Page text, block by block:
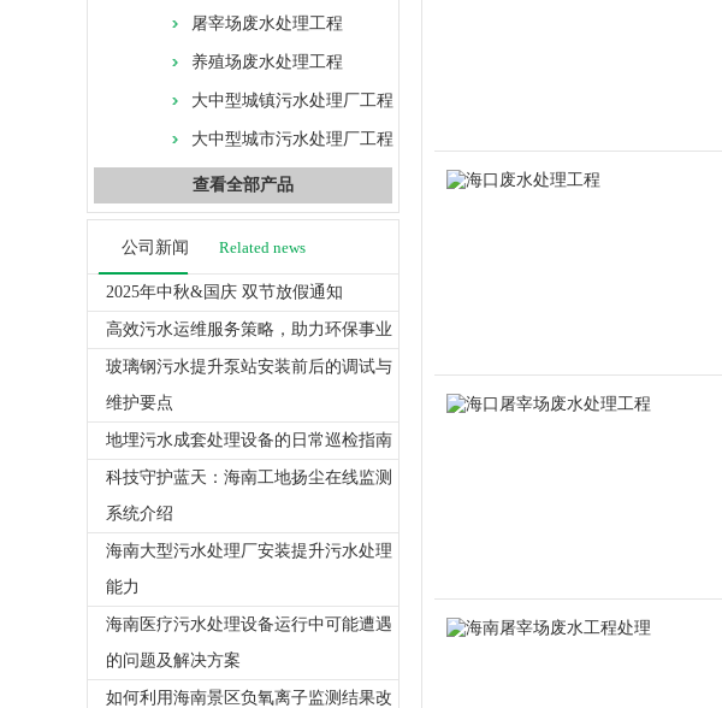
屠宰场废水处理工程
养殖场废水处理工程
大中型城镇污水处理厂工程
大中型城市污水处理厂工程
查看全部产品
公司新闻 Related news
2025年中秋&国庆 双节放假通知
高效污水运维服务策略，助力环保事业
玻璃钢污水提升泵站安装前后的调试与
维护要点
地埋污水成套处理设备的日常巡检指南
科技守护蓝天：海南工地扬尘在线监测
系统介绍
海南大型污水处理厂安装提升污水处理
能力
海南医疗污水处理设备运行中可能遭遇
的问题及解决方案
如何利用海南景区负氧离子监测结果改